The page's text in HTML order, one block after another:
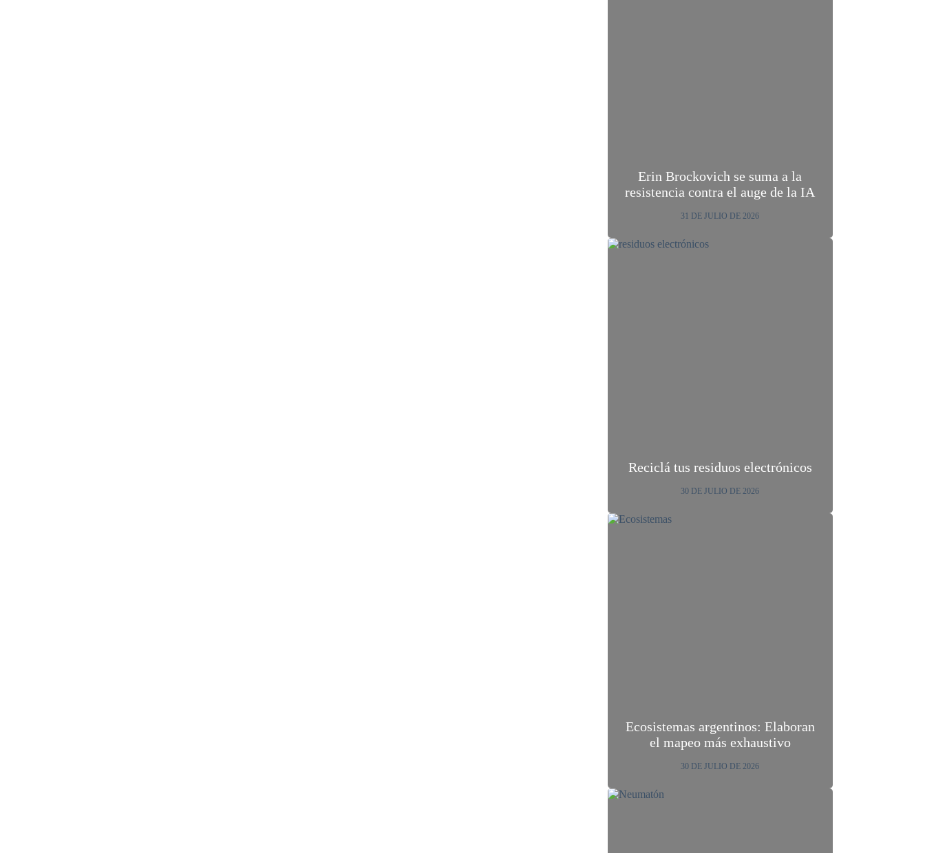
Erin Brockovich se suma a la
resistencia contra el auge de la IA
31 DE JULIO DE 2026
Reciclá tus residuos electrónicos
30 DE JULIO DE 2026
Ecosistemas argentinos: Elaboran
el mapeo más exhaustivo
30 DE JULIO DE 2026